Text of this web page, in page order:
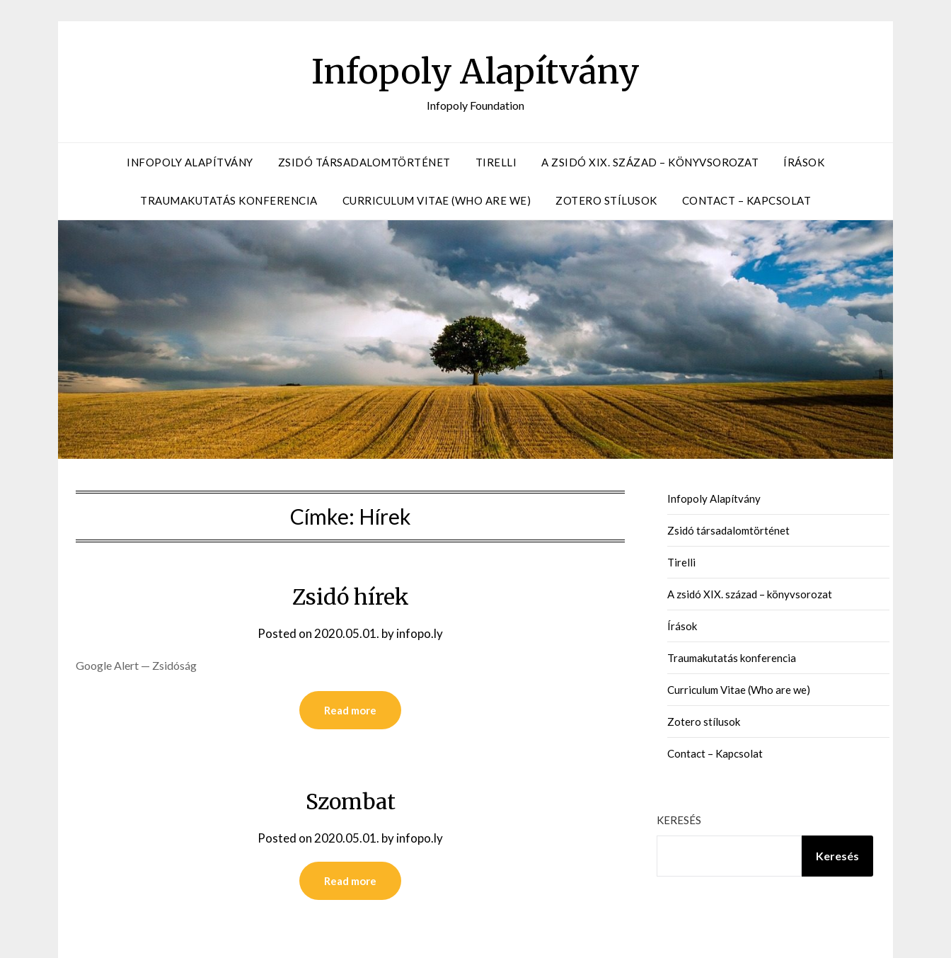
Infopoly Alapítvány
Infopoly Foundation
INFOPOLY ALAPÍTVÁNY ZSIDÓ TÁRSADALOMTÖRTÉNET TIRELLI A ZSIDÓ XIX. SZÁZAD – KÖNYVSOROZAT ÍRÁSOK
TRAUMAKUTATÁS KONFERENCIA CURRICULUM VITAE (WHO ARE WE) ZOTERO STÍLUSOK CONTACT – KAPCSOLAT
Címke: Hírek
Zsidó hírek
Posted on 2020.05.01. byinfopo.ly
Google Alert — Zsidóság
Read more
Szombat
Posted on 2020.05.01. byinfopo.ly
Read more
Infopoly Alapítvány
Zsidó társadalomtörténet
Tirelli
A zsidó XIX. század – könyvsorozat
Írások
Traumakutatás konferencia
Curriculum Vitae (Who are we)
Zotero stílusok
Contact – Kapcsolat
KERESÉS
Keresés